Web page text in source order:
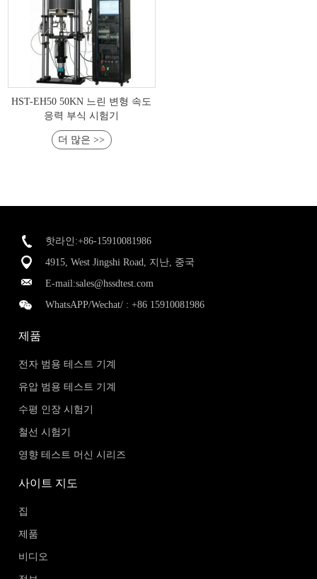
HST-EH50 50KN 느린 변형 속도
응력 부식 시험기
더 많은 >>
핫라인:+86-15910081986
4915, West Jingshi Road, 지난, 중국
E-mail:sales@hssdtest.com
WhatsAPP/Wechat/ :+86 15910081986
제품
전자 범용 테스트 기계
유압 범용 테스트 기계
수평 인장 시험기
철선 시험기
영향 테스트 머신 시리즈
사이트 지도
집
제품
비디오